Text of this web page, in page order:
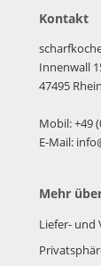
Kontakt
Innenwall
47495
Mobil: +49
E-Mail:
Mehr
Liefer- und